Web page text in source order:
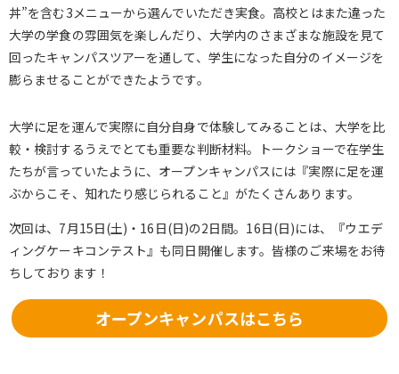
丼”を含む3メニューから選んでいただき実食。高校とはまた違った
大学の学食の雰囲気を楽しんだり、大学内のさまざまな施設を見て
回ったキャンパスツアーを通して、学生になった自分のイメージを
膨らませることができたようです。
大学に足を運んで実際に自分自身で体験してみることは、大学を比
較・検討するうえでとても重要な判断材料。トークショーで在学生
たちが言っていたように、オープンキャンパスには『実際に足を運
ぶからこそ、知れたり感じられること』がたくさんあります。
次回は、7月15日(土)・16日(日)の2日間。16日(日)には、『ウエデ
ィングケーキコンテスト』も同日開催します。皆様のご来場をお待
ちしております！
オープンキャンパスはこちら